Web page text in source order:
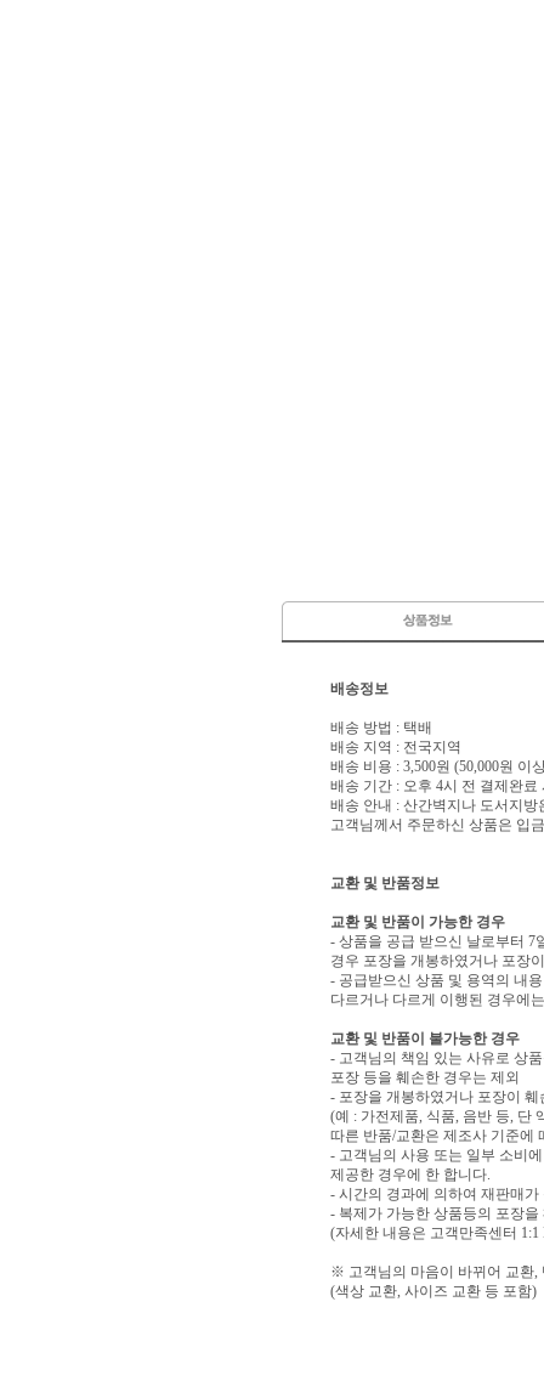
배송정보
배송 방법 : 택배
배송 지역 : 전국지역
배송 비용 : 3,500원 (50,000원 이
배송 기간 : 오후 4시 전 결제완료
배송 안내 : 산간벽지나 도서지
고객님께서 주문하신 상품은 입
교환 및 반품정보
교환 및 반품이 가능한 경우
- 상품을 공급 받으신 날로부터 7
경우 포장을 개봉하였거나 포장
- 공급받으신 상품 및 용역의 내
다르거나 다르게 이행된 경우에
교환 및 반품이 불가능한 경우
- 고객님의 책임 있는 사유로 상
포장 등을 훼손한 경우는 제외
- 포장을 개봉하였거나 포장이
(예 : 가전제품, 식품, 음반 등, 단
따른 반품/교환은 제조사 기준에
- 고객님의 사용 또는 일부 소비
제공한 경우에 한 합니다.
- 시간의 경과에 의하여 재판매
- 복제가 가능한 상품등의 포장을
(자세한 내용은 고객만족센터
※ 고객님의 마음이 바뀌어 교환,
(색상 교환, 사이즈 교환 등 포함)